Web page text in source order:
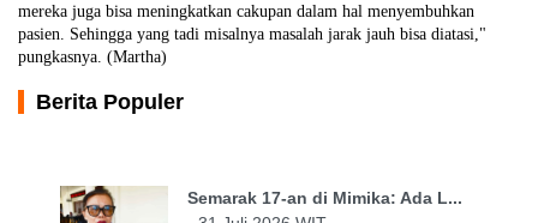
mereka juga bisa meningkatkan cakupan dalam hal menyembuhkan
pasien. Sehingga yang tadi misalnya masalah jarak jauh bisa diatasi,"
pungkasnya. (Martha)
Berita Populer
Semarak 17-an di Mimika: Ada L...